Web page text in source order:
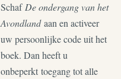
Schaf De ondergang van het
Avondlandaan en activeer
uw persoonlijke code uit het
boek. Dan heeft u
onbeperkt toegang tot alle